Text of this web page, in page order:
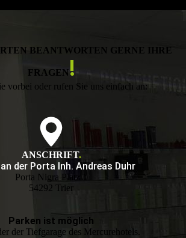
BEANTWORTEN GERNE IHRE
FRAGEN!
vorbei oder rufen Sie uns einfach an:
ANSCHRIFT.
der Porta Inh. Andreas Duhr
Porta Nigra Platz 1
54292 Trier
Parken ist möglich
der Tiefgarage des Mercurehotels.